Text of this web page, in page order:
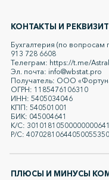
КОНТАКТЫ И
Бухгалтерия (по
913 728 6608
Телеграм: https://t.me/
Эл. почта: info@wbstat.pro
Получатель: ООО
ОГРН: 1185476106310
ИНН: 5405034046
КПП: 540501001
БИК: 045004641
К/С: 30101810500000000641
Р/С: 40702810644050055350
ПЛЮСЫ И МИНУСЫ